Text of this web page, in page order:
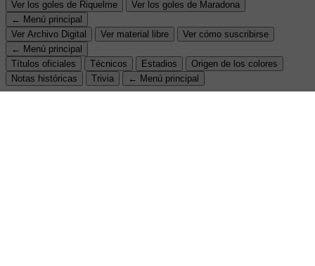
Ver los goles de Riquelme
Ver los goles de Maradona
← Menú principal
Ver Archivo Digital
Ver material libre
Ver cómo suscribirse
← Menú principal
Títulos oficiales
Técnicos Estadios
Origen de los colores
Notas históricas
Trivia ← Menú principal